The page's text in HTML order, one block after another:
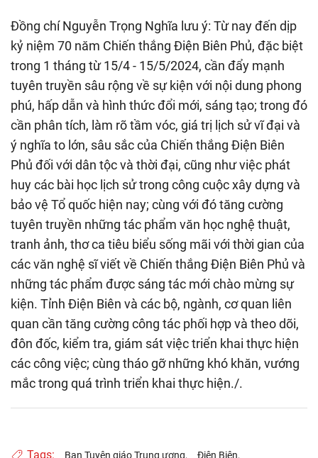
Đồng chí Nguyễn Trọng Nghĩa lưu ý: Từ nay đến dịp
kỷ niệm 70 năm Chiến thắng Điện Biên Phủ, đặc biệt
trong 1 tháng từ 15/4 - 15/5/2024, cần đẩy mạnh
tuyên truyền sâu rộng về sự kiện với nội dung phong
phú, hấp dẫn và hình thức đổi mới, sáng tạo; trong đó
cần phân tích, làm rõ tầm vóc, giá trị lịch sử vĩ đại và
ý nghĩa to lớn, sâu sắc của Chiến thắng Điện Biên
Phủ đối với dân tộc và thời đại, cũng như việc phát
huy các bài học lịch sử trong công cuộc xây dựng và
bảo vệ Tổ quốc hiện nay; cùng với đó tăng cường
tuyên truyền những tác phẩm văn học nghệ thuật,
tranh ảnh, thơ ca tiêu biểu sống mãi với thời gian của
các văn nghệ sĩ viết về Chiến thắng Điện Biên Phủ và
những tác phẩm được sáng tác mới chào mừng sự
kiện. Tỉnh Điện Biên và các bộ, ngành, cơ quan liên
quan cần tăng cường công tác phối hợp và theo dõi,
đôn đốc, kiểm tra, giám sát việc triển khai thực hiện
các công việc; cùng tháo gỡ những khó khăn, vướng
mắc trong quá trình triển khai thực hiện./.
Tags: Ban Tuyên giáo Trung ương Điện Biên